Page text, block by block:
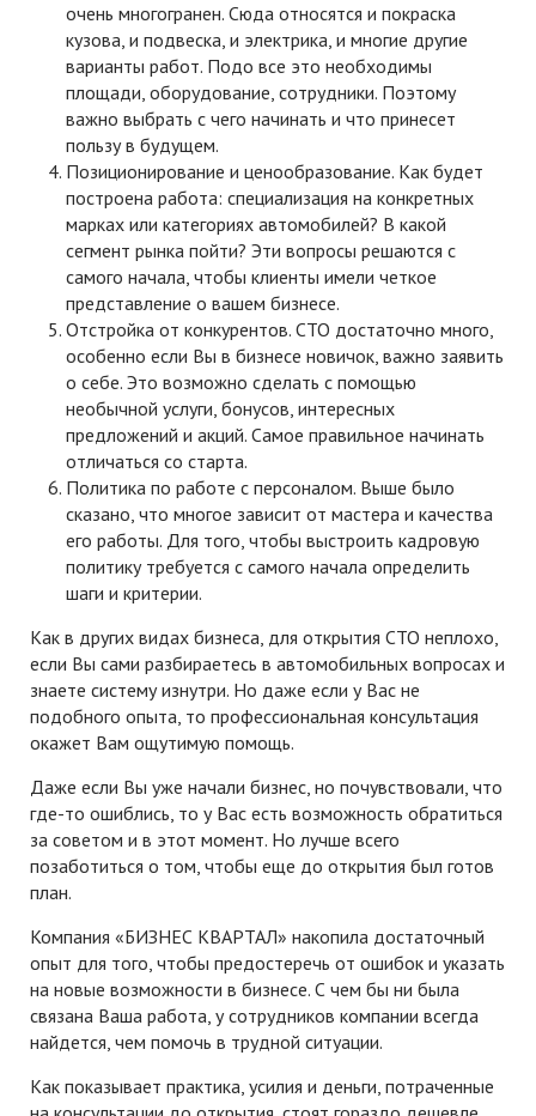
очень многогранен. Сюда относятся и покраска
кузова, и подвеска, и электрика, и многие другие
варианты работ. Подо все это необходимы
площади, оборудование, сотрудники. Поэтому
важно выбрать с чего начинать и что принесет
пользу в будущем.
Позиционирование и ценообразование. Как будет
построена работа: специализация на конкретных
марках или категориях автомобилей? В какой
сегмент рынка пойти? Эти вопросы решаются с
самого начала, чтобы клиенты имели четкое
представление о вашем бизнесе.
Отстройка от конкурентов. СТО достаточно много,
особенно если Вы в бизнесе новичок, важно заявить
о себе. Это возможно сделать с помощью
необычной услуги, бонусов, интересных
предложений и акций. Самое правильное начинать
отличаться со старта.
Политика по работе с персоналом. Выше было
сказано, что многое зависит от мастера и качества
его работы. Для того, чтобы выстроить кадровую
политику требуется с самого начала определить
шаги и критерии.
Как в других видах бизнеса, для открытия СТО неплохо,
если Вы сами разбираетесь в автомобильных вопросах и
знаете систему изнутри. Но даже если у Вас не
подобного опыта, то профессиональная консультация
окажет Вам ощутимую помощь.
Даже если Вы уже начали бизнес, но почувствовали, что
где-то ошиблись, то у Вас есть возможность обратиться
за советом и в этот момент. Но лучше всего
позаботиться о том, чтобы еще до открытия был готов
план.
Компания «БИЗНЕС КВАРТАЛ» накопила достаточный
опыт для того, чтобы предостеречь от ошибок и указать
на новые возможности в бизнесе. С чем бы ни была
связана Ваша работа, у сотрудников компании всегда
найдется, чем помочь в трудной ситуации.
Как показывает практика, усилия и деньги, потраченные